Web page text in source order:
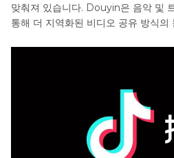
맞춰져 있습니다. Douyin은 음악 및
통해 더 지역화된 비디오 공유 방식의